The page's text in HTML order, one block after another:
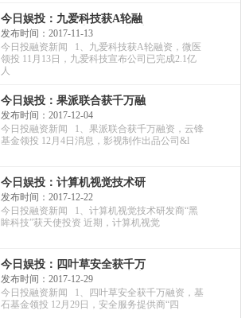
今日娱投：九爱科技获A轮融
资，微医领投；骞云科技获千
万投资，布局混合云市场；专
注人工智能商品识别，码隆科
技获B轮融资
发布时间：2017-11-13
今日投融资新闻 1、九爱科技获A轮融资，微医
领投 11月13日，九爱科技宣布公司已完成2.1亿
人
今日娱投：果派联合获千万融
资，云锋基金领投；神奇屋获
Pre-A轮融资，打造“零售+社区
服务”综合业态；图玛深维获B
发布时间：2017-12-04
今日投融资新闻 1、果派联合获千万融资，云锋
基金领投 12月4日消息，影视制作出品公司&l
今日娱投：计算机视觉技术研
发商“黑眸科技”获天使投资；
图漾科技获A轮融资，辰韬资本
参投；极奥科技获千万投资，
发布时间：2017-12-22
今日投融资新闻 1、计算机视觉技术研发商“黑
眸科技”获天使投资 近期，计算机视觉
今日娱投：四叶草安全获千万
融资，基石基金领投；俺来也
获亿元融资，布局校园生态；
艾唯尔科技获千万融资，估值
发布时间：2017-12-29
今日投融资新闻 1、四叶草安全获千万融资，基
石基金领投 12月29日，安全服务提供商“四